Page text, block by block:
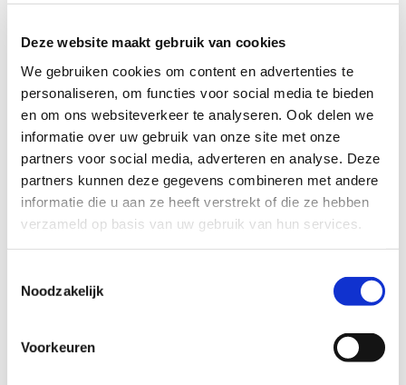
Deze website maakt gebruik van cookies
We gebruiken cookies om content en advertenties te
personaliseren, om functies voor social media te bieden
en om ons websiteverkeer te analyseren. Ook delen we
informatie over uw gebruik van onze site met onze
partners voor social media, adverteren en analyse. Deze
partners kunnen deze gegevens combineren met andere
informatie die u aan ze heeft verstrekt of die ze hebben
verzameld op basis van uw gebruik van hun services.
Noodzakelijk
Voorkeuren
Schakel ons veelzijdige installatiebedrijf in voor
een of meerdere van de volgende klussen:
Vervanging van cv-ketel of complete cv-
installatie
Vervanging van radiatoren of convectoren
Vervanging van gevelkachels of
Aanleg gas-, water-, cv- en rioleringsleidingen